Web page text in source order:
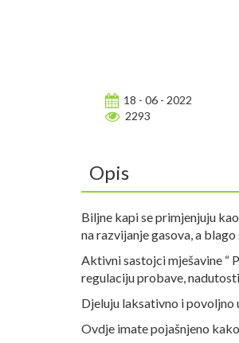
18 - 06 - 2022
2293
Opis
Biljne kapi se primjenjuju
na razvijanje gasova, a
Aktivni sastojci mješavine “
regulaciju probave,
Djeluju laksativno i
Ovdje imate pojašnjeno